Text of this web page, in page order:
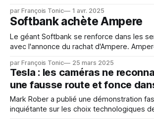
aux différents métiers du datacenter
énergtie, climatisation, etc.). La formation
par François Tonic 1 avr. 2025
Softbank achète Ampere
Le géant Softbank se renforce dans les
avec l'annonce du rachat d'Ampere.
montant de l'opération se monte à 6,5
bien, l'acquisition sera
par François Tonic 25 mars 2025
Tesla : les caméras ne
une fausse route et fonce
Mark Rober a publié une démonstration
inquiétante sur les choix technologiques